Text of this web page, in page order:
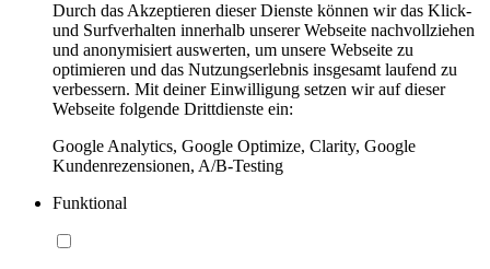
Durch das Akzeptieren dieser Dienste können wir das Klick-
und Surfverhalten innerhalb unserer Webseite nachvollziehen
und anonymisiert auswerten, um unsere Webseite zu
optimieren und das Nutzungserlebnis insgesamt laufend zu
verbessern. Mit deiner Einwilligung setzen wir auf dieser
Webseite folgende Drittdienste ein:
Google Analytics, Google Optimize, Clarity, Google
Kundenrezensionen, A/B-Testing
Funktional